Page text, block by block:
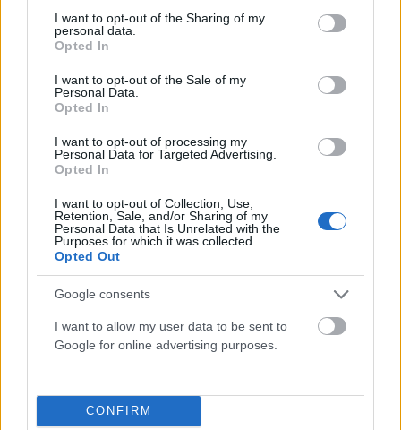
not limited to your visit or usage behaviour. You may click to
grant or deny consent to Google and its third-party tags to
use your data for below specified purposes in below Google
consent section.
I want to opt-out of the Sharing of my
personal data.
Opted In
I want to opt-out of the Sale of my
Personal Data.
Opted In
I want to opt-out of processing my
Personal Data for Targeted Advertising.
Opted In
I want to opt-out of Collection, Use,
Retention, Sale, and/or Sharing of my
Personal Data that Is Unrelated with the
Purposes for which it was collected.
Opted Out
Google consents
I want to allow my user data to be sent to
Google for online advertising purposes.
CONFIRM
Νέο Χωροταξικό για τον Τουρισμό: Οι νέοι κανόνες για
επενδύσεις, νησιά και προορισμούς υπό πίεση
ΑΝΑΡΤΗΘΗΚΕ ΑΠΟ ΕΛΕΑΝΑ ΖΑΜΠΑΡΑ